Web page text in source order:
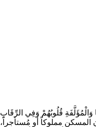
مملوكاً أو